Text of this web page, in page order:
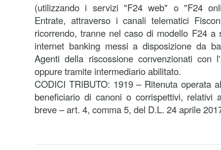
(utilizzando i servizi "F24 web" o "F24
Entrate, attraverso i canali telematici
ricorrendo, tranne nel caso di modello F24
internet banking messi a disposizione da
Agenti della riscossione convenzionati con
oppure tramite intermediario abilitato.
CODICI TRIBUTO: 1919 – Ritenuta operata
beneficiario di canoni o corrispettivi, relativi
breve – art. 4, comma 5, del D.L. 24 aprile